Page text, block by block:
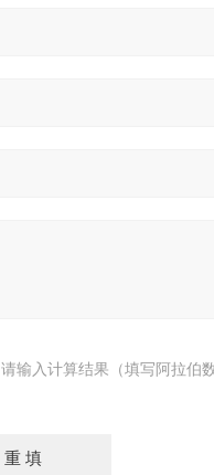
请输入计算结果（填写阿拉伯